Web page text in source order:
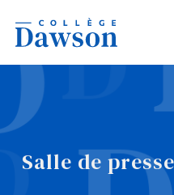
Salle de presse
EN